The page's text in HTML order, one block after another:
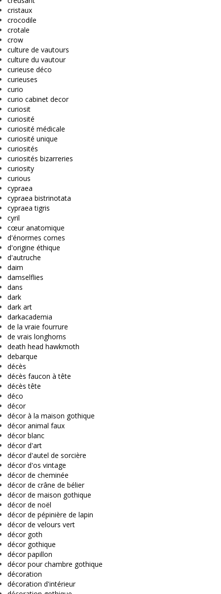
cristaux
crocodile
crotale
crow
culture de vautours
culture du vautour
curieuse déco
curieuses
curio
curio cabinet decor
curiosit
curiosité
curiosité médicale
curiosité unique
curiosités
curiosités bizarreries
curiosity
curious
cypraea
cypraea bistrinotata
cypraea tigris
cyril
cœur anatomique
d'énormes cornes
d'origine éthique
d'autruche
daim
damselflies
dans
dark
dark art
darkacademia
de la vraie fourrure
de vrais longhorns
death head hawkmoth
debarque
décès
décès faucon à tête
décès tête
déco
décor
décor à la maison gothique
décor animal faux
décor blanc
décor d'art
décor d'autel de sorcière
décor d'os vintage
décor de cheminée
décor de crâne de bélier
décor de maison gothique
décor de noël
décor de pépinière de lapin
décor de velours vert
décor goth
décor gothique
décor papillon
décor pour chambre gothique
décoration
décoration d'intérieur